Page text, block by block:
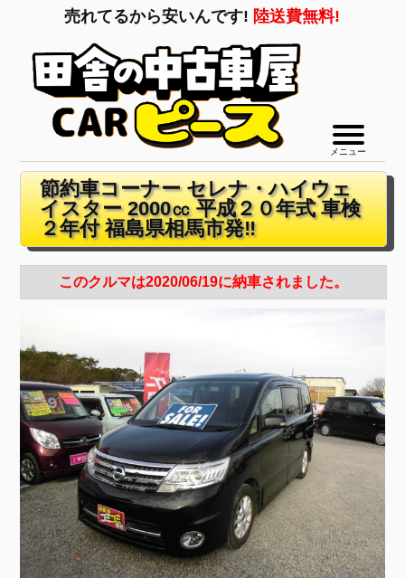
売れてるから安いんです! 陸送費無料!
メニュー
節約車コーナー セレナ・ハイウェ
イスター 2000㏄ 平成２０年式 車検
２年付 福島県相馬市発‼
このクルマは2020/06/19に納車されました。